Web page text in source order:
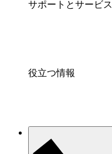
サポートとサービス
役立つ情報